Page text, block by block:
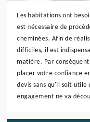
Les habitations ont
est nécessaire de
cheminées. Afin de
difficiles, il est
matière. Par
placer votre confiance
devis sans qu'il soit utile
engagement ne va